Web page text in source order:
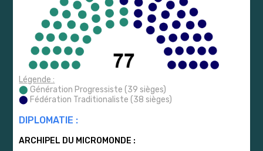
Légende :
⬤ Génération Progressiste (39 sièges)
⬤ Fédération Traditionaliste (38 sièges)
DIPLOMATIE :
ARCHIPEL DU MICROMONDE :